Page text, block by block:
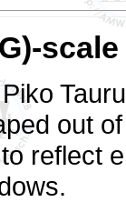
scale
out
reflect